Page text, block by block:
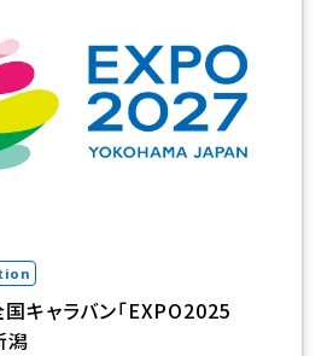
キャラバン「EXPO2025
潟